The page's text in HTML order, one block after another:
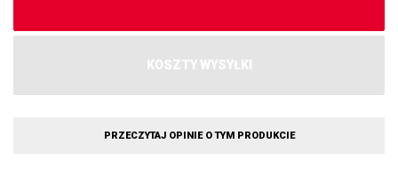
KOSZTY WYSYŁKI
PRZECZYTAJ OPINIE O TYM PRODUKCIE